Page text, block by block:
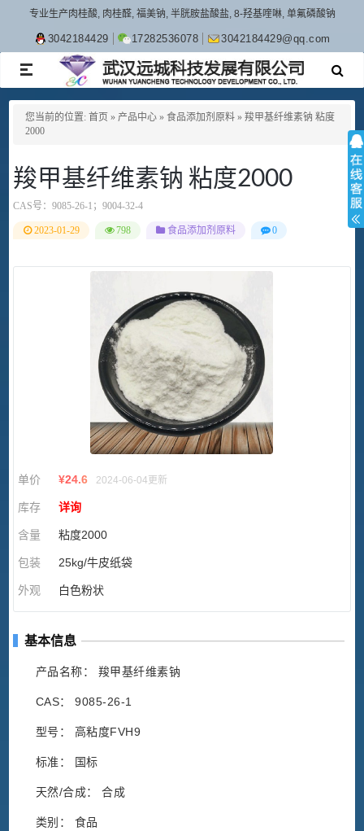
专业生产肉桂酸, 肉桂醛, 福美钠, 半胱胺盐酸盐, 8-羟基喹啉, 单氟磷酸钠
3042184429 17282536078 3042184429@qq.com
TOGGLE
NAVIGATION
您当前的位置: 首页 » 产品中心 » 食品添加剂原料 » 羧甲基纤维素钠 粘度
2000
羧甲基纤维素钠 粘度2000
CAS号： 9085-26-1；9004-32-4
2023-01-29 798 食品添加剂原料 0
单价 ¥24.6 2024-06-04更新
库存 详询
含量 粘度2000
包装 25kg/牛皮纸袋
外观 白色粉状
基本信息
产品名称： 羧甲基纤维素钠
CAS： 9085-26-1
型号： 高粘度FVH9
标准： 国标
天然/合成： 合成
类别： 食品